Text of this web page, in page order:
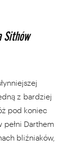
Sithów
z bardziej
pod koniec
pełni Darthem
bliźniaków,